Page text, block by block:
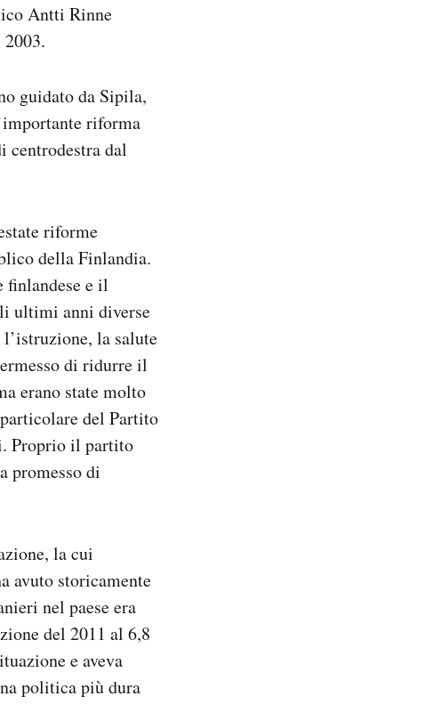
Antti Rinne
guidato da Sipila,
riforma
centrodestra dal
riforme
della Finlandia.
finlandese e il
ultimi anni diverse
la salute
di ridurre il
erano state molto
del Partito
Proprio il partito
promesso di
la cui
avuto storicamente
nel paese era
del 2011 al 6,8
e aveva
politica più dura